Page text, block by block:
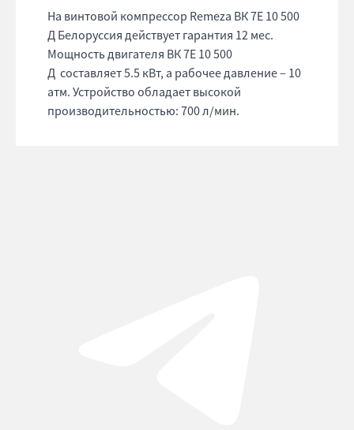
На винтовой компрессор Remeza ВК 7E 10 500
Д Белоруссия действует гарантия 12 мес.
Мощность двигателя ВК 7E 10 500
Д составляет 5.5 кВт, а рабочее давление – 10
атм. Устройство обладает высокой
производительностью: 700 л/мин.